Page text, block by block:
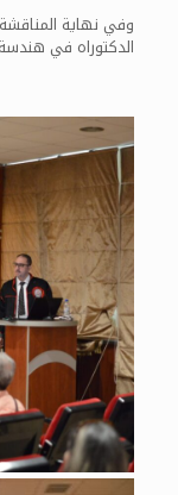
وفي نهاية
الدكتوراه في